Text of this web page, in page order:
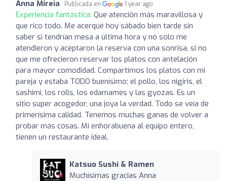
Anna Mireia Publicada en 1 year ago
Experiencia fantástica: Que atención más maravillosa y
que rico todo. Me acerqué hoy sábado bien tarde sin
saber si tendrían mesa a última hora y no solo me
atendieron y aceptaron la reserva con una sonrisa, si no
que me ofrecieron reservar los platos con antelación
para mayor comodidad. Compartimos los platos con mi
pareja y estaba TODO buenísimo; el pollo, los nigiris, el
sashimi, los rolls, los edamames y las gyozas. Es un
sitio super acogedor, una joya la verdad. Todo se veía de
primerísima calidad. Tenemos muchas ganas de volver a
probar más cosas. Mi enhorabuena al equipo entero,
tienen un restaurante ideal.
Katsuo Sushi & Ramen
Muchísimas gracias Anna